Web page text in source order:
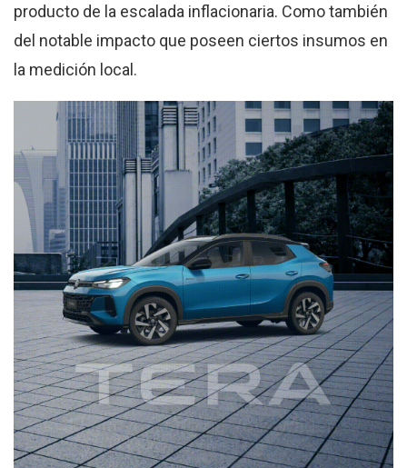
producto de la escalada inflacionaria. Como también
del notable impacto que poseen ciertos insumos en
la medición local.